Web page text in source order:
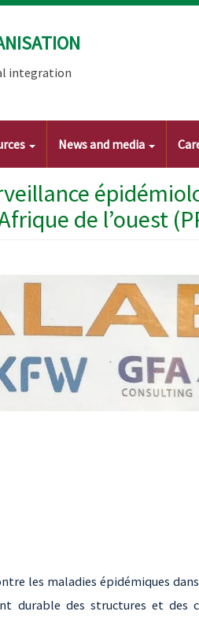
integration
News and media
de l’ouest
les maladies épidémiques
durable des structures et des